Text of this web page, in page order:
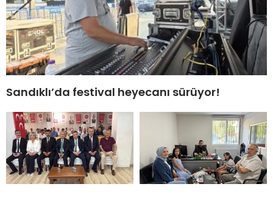
Sandıklı’da festival heyecanı sürüyor!